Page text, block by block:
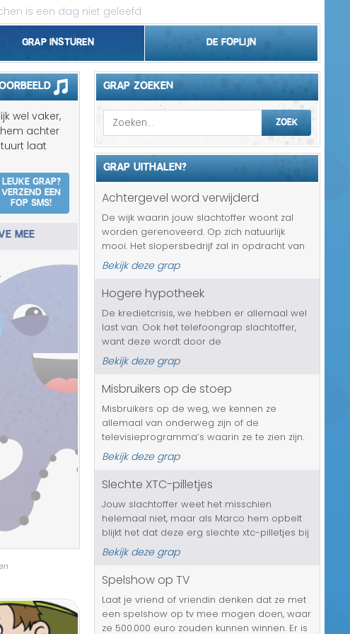
is een dag niet geleefd
Grap insturen De foplijn
Bel grappen
Topgrappen
18+ en Relatie
Zakelijk/Studie
Geld/Belasting
Buurt/Gemeente
Pakket/Bestelling
Transport/Verkeer
Kerst/Sinterklaas
Diversen/Andere
wel vaker,
achter
laat
Leuke grap?
Verzend een
fop SMS!
MEE
GRAP ZOEKEN
ZOEK
GRAP UITHALEN?
Achtergevel word verwijderd
De wijk waarin jouw slachtoffer woont zal
worden gerenoveerd. Op zich natuurlijk
mooi. Het slopersbedrijf zal in opdracht van
de gemeente alle achtergevels gaan
verwijderen. Minder leuk nieuws, helemaal
omdat het met de komst van slecht wee...
Bekijk deze grap
Hogere hypotheek
De kredietcrisis, we hebben er allemaal wel
last van. Ook het telefoongrap slachtoffer,
want deze wordt door de
hypotheekverstrekker gebeld, die vertellen
dat de hypotheek wordt aangepast. Hij
voldoet niet meer aan de maatstaven van
Bekijk deze grap
Misbruikers op de stoep
Misbruikers op de weg, we kennen ze
allemaal van onderweg zijn of de
televisieprogramma’s waarin ze te zien zijn.
Maar stoepmisbruikers? Nog nooit van
gehoord. Maar jouw slachtoffer straks wel.
Die krijgt telefoon van de politie met de me...
Bekijk deze grap
Slechte XTC-pilletjes
Jouw slachtoffer weet het misschien
helemaal niet, maar als Marco hem opbelt
blijkt het dat deze erg slechte xtc-pilletjes bij
hem heeft gekocht en Marco wil nu zijn geld
terug, Hij gaat al snel over naar schelden en
het wordt allemaal erge...
Bekijk deze grap
Spelshow op TV
Laat je vriend of vriendin denken dat ze met
een spelshow op tv mee mogen doen, waar
ze 500.000 euro zouden kunnen winnen. Er is